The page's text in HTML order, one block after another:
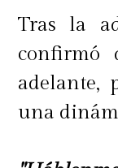
Tras la
confirmó
adelante,
una